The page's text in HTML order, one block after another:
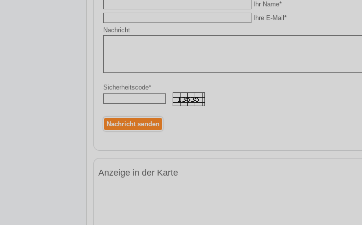
Ihr Name*
Ihre E-Mail*
Nachricht
Sicherheitscode*
Anzeige in der Karte